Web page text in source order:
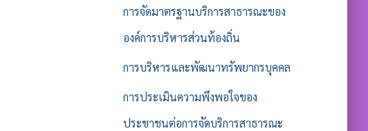
การจัดมาตรฐานบริการสาธารณะของ
องค์การบริหารส่วนท้องถิ่น
การบริหารและพัฒนาทรัพยากรบุคคล
การประเมินความพึงพอใจของ
ประชาชนต่อการจัดบริการสาธารณะ